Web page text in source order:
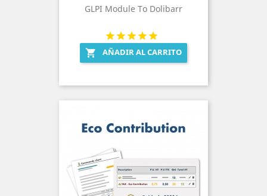
GLPI Module To Dolibarr
 AÑADIR AL CARRITO